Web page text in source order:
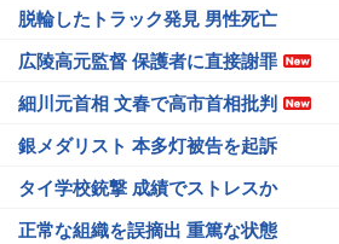
脱輪したトラック発見 男性死亡
広陵高元監督 保護者に直接謝罪
細川元首相 文春で高市首相批判
銀メダリスト 本多灯被告を起訴
タイ学校銃撃 成績でストレスか
正常な組織を誤摘出 重篤な状態